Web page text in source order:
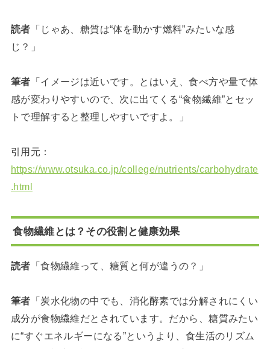
読者 「じゃあ、糖質は“体を動かす燃料”みたいな感
じ？」
筆者 「イメージは近いです。とはいえ、食べ方や量で体
感が変わりやすいので、次に出てくる“食物繊維”とセッ
トで理解すると整理しやすいですよ。」
引用元：
https://www.otsuka.co.jp/college/nutrients/carbohydrate
.html
食物繊維とは？その役割と健康効果
読者 「食物繊維って、糖質と何が違うの？」
筆者 「炭水化物の中でも、消化酵素では分解されにくい
成分が食物繊維だとされています。だから、糖質みたい
に“すぐエネルギーになる”というより、食生活のリズム